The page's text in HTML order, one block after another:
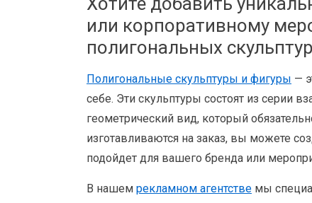
или корпоративному
полигональных
Полигональные скульптуры и фигуры —
себе. Эти скульптуры состоят из серии
геометрический вид, который
изготавливаются на заказ, вы можете
подойдет для вашего бренда или
В нашем рекламном агентстве мы